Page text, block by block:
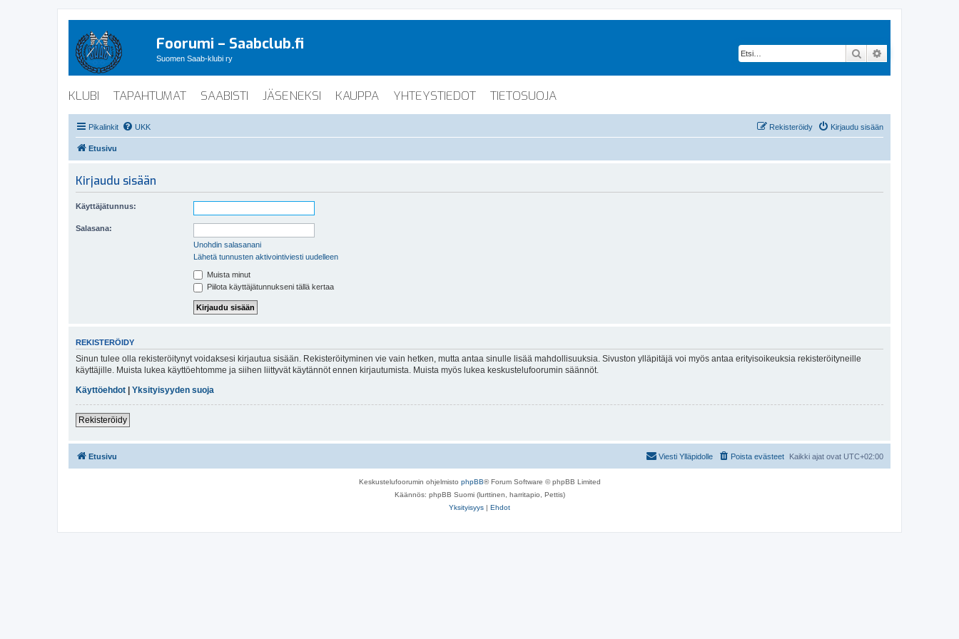
Foorumi – Saabclub.fi
Suomen Saab-klubi ry Etsi
KLUBI TAPAHTUMAT SAABISTI JÄSENEKSI KAUPPA YHTEYSTIEDOT TIETOSUOJA
Pikalinkit UKK Kirjaudu sisään
Rekisteröidy
Etusivu
Kirjaudu sisään
Käyttäjätunnus:
Salasana:
Unohdin salasanani
Lähetä tunnusten aktivointiviesti uudelleen
Muista minut
Piilota käyttäjätunnukseni tällä kertaa
REKISTERÖIDY
Sinun tulee olla rekisteröitynyt voidaksesi kirjautua sisään. Rekisteröityminen vie vain hetken, mutta antaa sinulle lisää mahdollisuuksia. Sivuston ylläpitäjä voi myös antaa erityisoikeuksia rekisteröityneille
käyttäjille. Muista lukea käyttöehtomme ja siihen liittyvät käytännöt ennen kirjautumista. Muista myös lukea keskustelufoorumin säännöt.
Käyttöehdot
Yksityisyyden suoja
Rekisteröidy
Etusivu Kaikki ajat ovat UTC+02:00
Poista evästeet
Viesti Ylläpidolle
Keskustelufoorumin ohjelmisto phpBB® Forum Software © phpBB Limited
Käännös: phpBB Suomi (lurttinen, harritapio, Pettis)
Yksityisyys | Ehdot